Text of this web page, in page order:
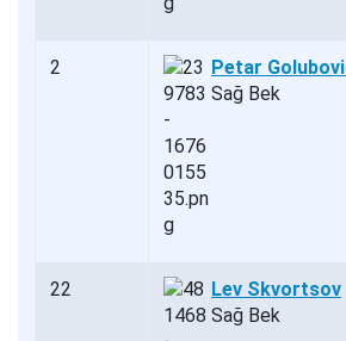
2
Petar
Sağ Bek
22
Lev Skvortsov
Sağ Bek